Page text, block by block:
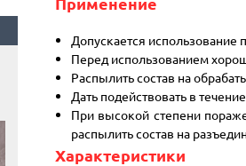
Допускается использование
Перед использованием
Распылить состав на
Дать подействовать в
При высокой степени
распылить состав на
Характеристики